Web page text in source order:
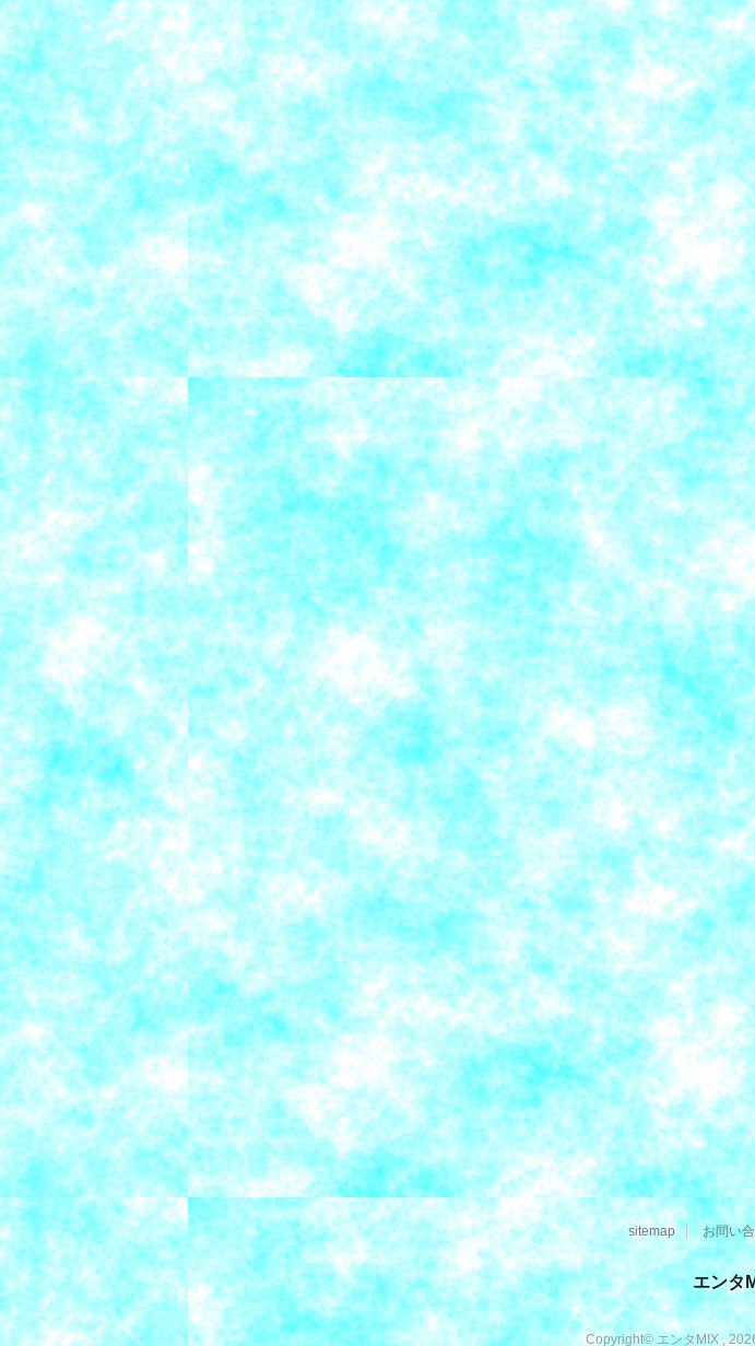
sitemap お問い
エンタ
Copyright© エンタMIX ,